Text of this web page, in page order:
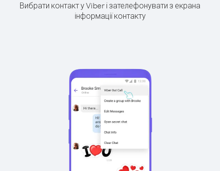
Вибрати контакт у Viber і зателефонувати з екрана
інформації контакту